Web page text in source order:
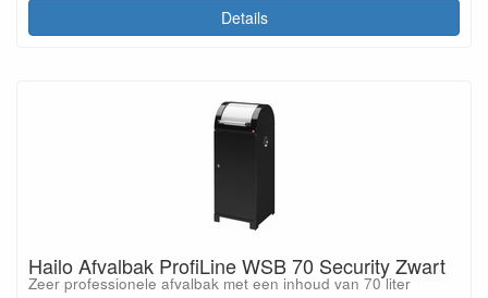
Details
Hailo Afvalbak ProfiLine WSB 70 Security Zwart
Zeer professionele afvalbak met een inhoud van 70 liter